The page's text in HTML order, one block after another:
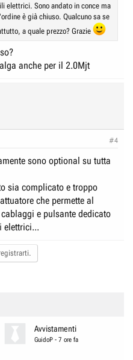
elettrici. Sono andato in conce ma
è già chiuso. Qualcuno sa se
a quale prezzo? Grazie
anche per il 2.0Mjt
#4
sono optional su tutta
sia complicato e troppo
che permette al
e pulsante dedicato
elettrici...
Avvistamenti
GuidoP - 7 ore fa